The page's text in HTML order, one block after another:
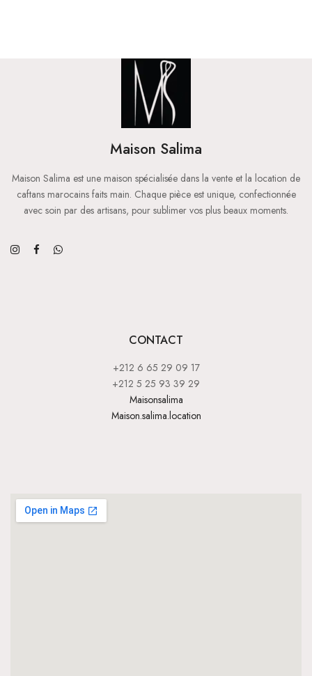
Maison Salima
Maison Salima est une maison spécialisée dans la vente et la location de
caftans marocains faits main. Chaque pièce est unique, confectionnée
avec soin par des artisans, pour sublimer vos plus beaux moments.
CONTACT
+212 6 65 29 09 17
+212 5 25 93 39 29
Maisonsalima
Maison.salima.location